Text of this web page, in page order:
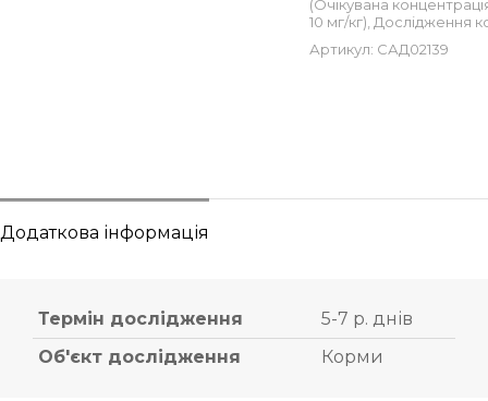
(Очікувана
10 мг/кг) Дослідження
Артикул: САД02139
Додаткова інформація
Термін дослідження
5-7 р. днів
Об'єкт дослідження
Корми